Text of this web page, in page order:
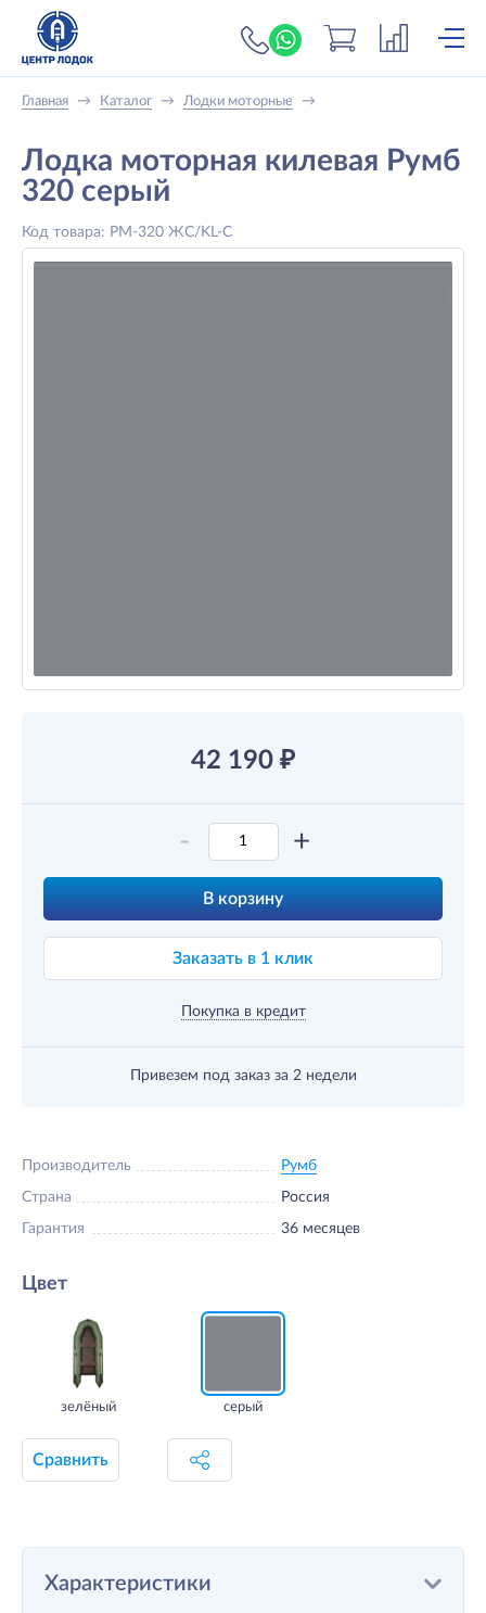
+7 (919) 698-56-
Главная → Каталог → Лодки моторные →
Лодка моторная килевая Румб
320 серый
Код товара: РМ-320 ЖС/KL-С
42 190 ₽
- +
В корзину
Заказать в 1 клик
Покупка в кредит
Привезем под заказ за 2 недели
Производитель Румб
Страна Россия
Гарантия 36 месяцев
Цвет
зелёный серый
Сравнить
Характеристики